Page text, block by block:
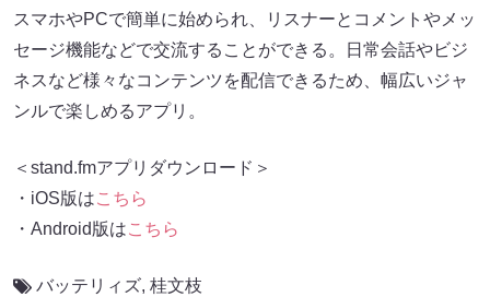
スマホやPCで簡単に始められ、リスナーとコメントやメッ
セージ機能などで交流することができる。日常会話やビジ
ネスなど様々なコンテンツを配信できるため、幅広いジャ
ンルで楽しめるアプリ。
＜stand.fmアプリダウンロード＞
・iOS版はこちら
・Android版はこちら
バッテリィズ, 桂文枝